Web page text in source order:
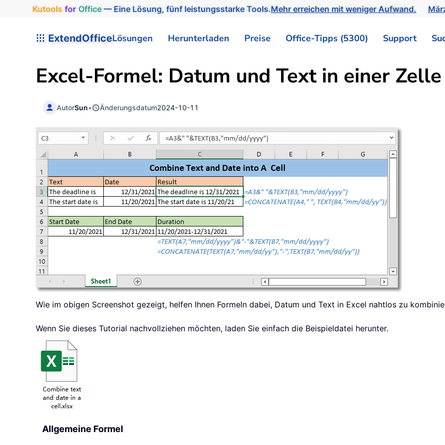
Kutools for Office— Eine Lösung, fünf leistungsstarke Tools.Mehr erreichen mit weniger Aufwand.
ExtendOfficeLösungen Herunterladen Preise Office-Tipps (5300) Support
Excel-Formel: Datum und Text in einer
AutorSun• Änderungsdatum2024-10-11
Wie im obigen Screenshot gezeigt, helfen Ihnen Formeln dabei, Datum und Text in Excel nahtlos zu
Wenn Sie dieses Tutorial nachvollziehen möchten, laden Sie einfach die Beispieldatei herunter.
Allgemeine Formel